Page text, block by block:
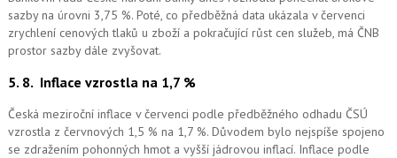
sazby na úrovni 3,75 %. Poté, co předběžná data ukázala v červenci
zrychlení cenových tlaků u zboží a pokračující růst cen služeb, má ČNB
prostor sazby dále zvyšovat.
5. 8. Inflace vzrostla na 1,7 %
Česká meziroční inflace v červenci podle předběžného odhadu ČSÚ
vzrostla z červnových 1,5 % na 1,7 %. Důvodem bylo nejspíše spojeno
se zdražením pohonných hmot a vyšší jádrovou inflací. Inflace podle